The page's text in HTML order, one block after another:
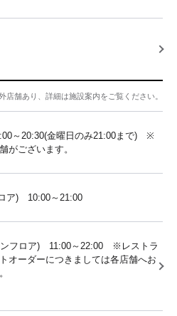
店舗あり、詳細は施設案内をご覧ください。
～20:30(金曜日のみ21:00まで) ※
がございます。
ア) 10:00～21:00
ンフロア) 11:00～22:00 ※レストラ
オーダーにつきましては各店舗へお